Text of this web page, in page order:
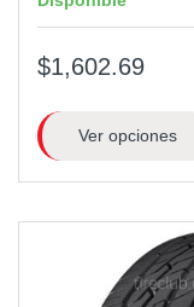
$1,602.69
Ver opciones